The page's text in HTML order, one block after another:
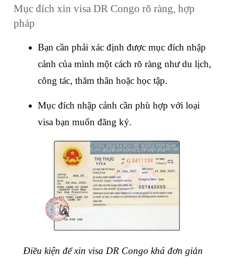
Mục đích xin visa DR Congo rõ ràng, hợp
pháp
Bạn cần phải xác định được mục đích nhập
cảnh của mình một cách rõ ràng như du lịch,
công tác, thăm thân hoặc học tập.
Mục đích nhập cảnh cần phù hợp với loại
visa bạn muốn đăng ký.
Điều kiện để xin visa DR Congo khá đơn giản